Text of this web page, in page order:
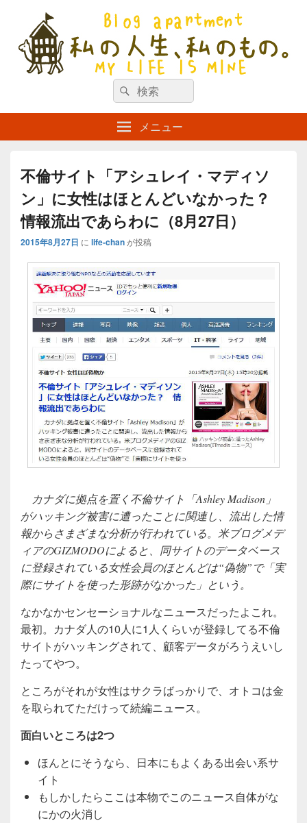
私の人生、私のもの。【新館】
検
索
対
象:
検
索
メニュー
不倫サイト「アシュレイ・マディソ
ン」に女性はほとんどいなかった？
情報流出であらわに（8月27日）
2015年8月27日 に life-chanが投稿
カナダに拠点を置く不倫サイト「Ashley Madison」
がハッキング被害に遭ったことに関連し、流出した情
報からさまざまな分析が行われている。米ブログメデ
ィアのGIZMODOによると、同サイトのデータベース
に登録されている女性会員のほとんどは“偽物”で「実
際にサイトを使った形跡がなかった」という。
なかなかセンセーショナルなニュースだったよこれ。
最初。カナダ人の10人に1人くらいが登録してる不倫
サイトがハッキングされて、顧客データがろうえいし
たってやつ。
ところがそれが女性はサクラばっかりで、オトコは金
を取られてただけって続編ニュース。
面白いところは2つ
ほんとにそうなら、日本にもよくある出会い系サ
イト
もしかしたらここは本物でこのニュース自体がな
にかの火消し